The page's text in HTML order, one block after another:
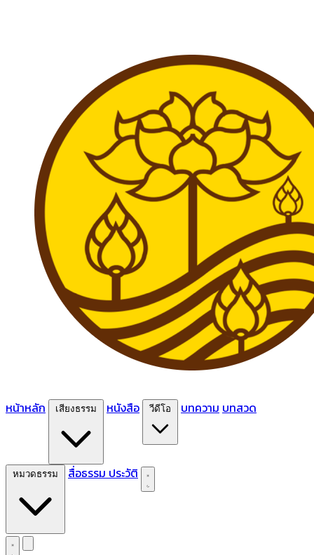
หน้าหลัก หนังสือ บทความ บทสวด
สื่อธรรม ประวัติ